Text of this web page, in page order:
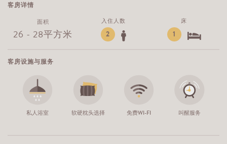
客房详情
面积
26 - 28平方米
入住人数
2
床
1
客房设施与服务
私人浴室 软硬枕头选择 免费WI-FI 叫醒服务